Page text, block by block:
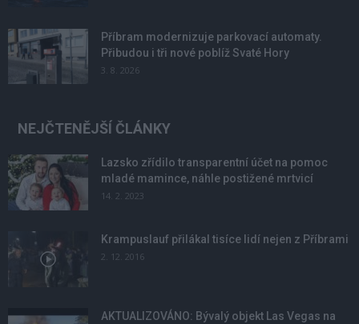
Příbram modernizuje parkovací automaty.
Přibudou i tři nové poblíž Svaté Hory
3. 8. 2026
NEJČTENĚJŠÍ ČLÁNKY
Lazsko zřídilo transparentní účet na pomoc
mladé mamince, náhle postižené mrtvicí
14. 2. 2023
Krampuslauf přilákal tisíce lidí nejen z Příbrami
2. 12. 2016
AKTUALIZOVÁNO: Bývalý objekt Las Vegas na